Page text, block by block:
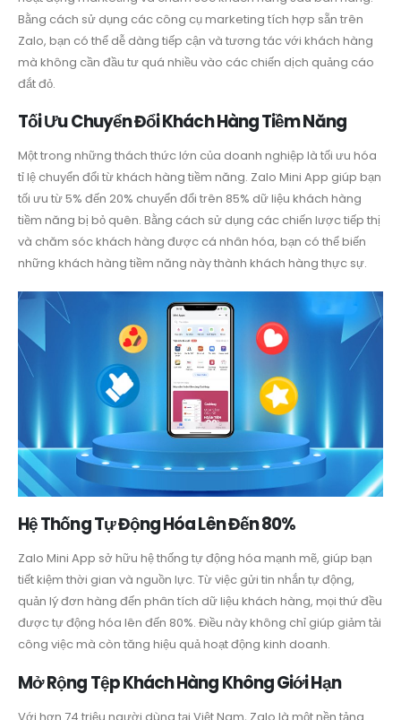
Bằng cách sử dụng các công cụ marketing tích hợp sẵn trên
Zalo, bạn có thể dễ dàng tiếp cận và tương tác với khách hàng
mà không cần đầu tư quá nhiều vào các chiến dịch quảng cáo
đắt đỏ.
Tối Ưu Chuyển Đổi Khách Hàng Tiềm Năng
Một trong những thách thức lớn của doanh nghiệp là tối ưu hóa
tỉ lệ chuyển đổi từ khách hàng tiềm năng. Zalo Mini App giúp bạn
tối ưu từ 5% đến 20% chuyển đổi trên 85% dữ liệu khách hàng
tiềm năng bị bỏ quên. Bằng cách sử dụng các chiến lược tiếp thị
và chăm sóc khách hàng được cá nhân hóa, bạn có thể biến
những khách hàng tiềm năng này thành khách hàng thực sự.
Hệ Thống Tự Động Hóa Lên Đến 80%
Zalo Mini App sở hữu hệ thống tự động hóa mạnh mẽ, giúp bạn
tiết kiệm thời gian và nguồn lực. Từ việc gửi tin nhắn tự động,
quản lý đơn hàng đến phân tích dữ liệu khách hàng, mọi thứ đều
được tự động hóa lên đến 80%. Điều này không chỉ giúp giảm tải
công việc mà còn tăng hiệu quả hoạt động kinh doanh.
Mở Rộng Tệp Khách Hàng Không Giới Hạn
Với hơn 74 triệu người dùng tại Việt Nam, Zalo là một nền tảng